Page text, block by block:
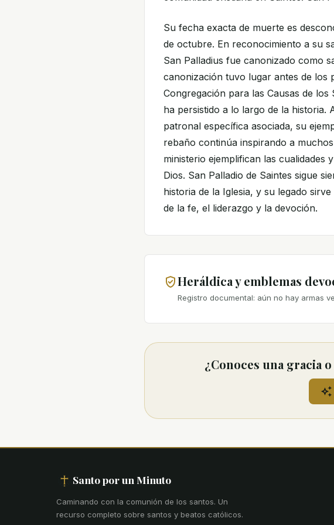
Su fecha exacta de muerte es
de octubre. En reconocimiento a su
San Palladius fue canonizado como
canonización tuvo lugar antes de los
Congregación para las Causas de
ha persistido a lo largo de la historia.
patronal específica asociada, su
rebaño continúa inspirando a
ministerio ejemplifican las cualidades
Dios. San Palladio de Saintes sigue
historia de la Iglesia, y su legado
de la fe, el liderazgo y la devoción.
Heráldica y emblemas
Registro documental: aún no hay armas
¿Conoces una gracia
Santo por un Minuto
Caminando con la comunión de los santos. Un
recurso completo sobre santos y beatos católicos.